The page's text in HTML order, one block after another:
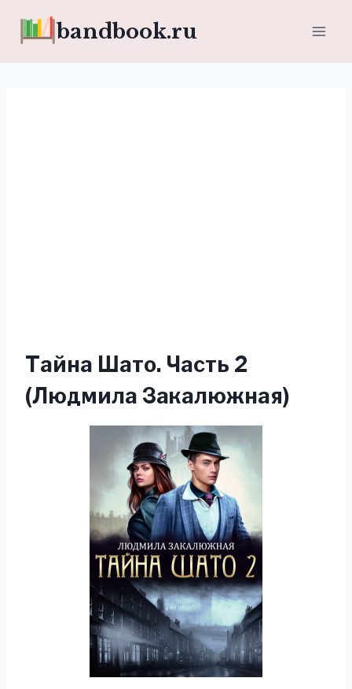
bandbook.ru
Тайна Шато. Часть 2
(Людмила Закалюжная)